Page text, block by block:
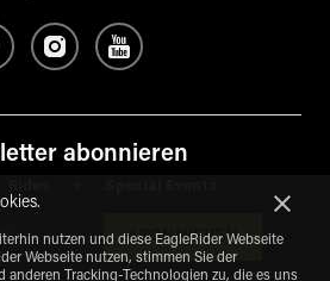
abonnieren
ABONNIEREN
nutzen und diese EagleRider Webseite
Webseite nutzen, stimmen Sie der
anderen Tracking-Technologien zu, die es uns